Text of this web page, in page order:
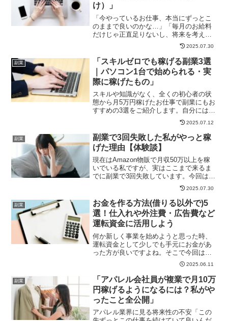
け）」
「今やっているお仕事、本当にずっとこ
のままで良いのかな…」「毎月のお給料
だけじゃ正直足りないし、将来を考えた
ら不安しかない」「在宅でも出来る副業
っていろいろあるし、結局どれを選んだ
らいいの？」そんな疑問や不安を抱いて
なかなか前に進めないあな...
2025.07.30
副業
「スキルゼロでも稼げる副業3選
｜パソコン1台で始められる・実
際に稼げたもの」
スキルや知識がなく、全くの初心者の状
態から月5万円稼げたお仕事で副業にもお
すすめの3選をご紹介します。自分にはこ
れと言って得意なことが無く、やりたい
こともない、経験や知識もないけど会社
以外の収入を得たいという方はぜひ参考
にしてください。実際...
2025.07.12
副業
副業で3回失敗した私がやっと稼
げた理由【体験談】
現在はAmazon物販で月収50万以上を稼
いでいる私ですが、実はここまで来るま
でに副業で3回失敗しています。今回は
「なぜ稼げなかったのか？」「どうやっ
て、今稼げるようになったのか？」とい
うリアルな体験談をお話しします。以前
の私と同じように、...
2025.07.30
副業
お金を作る方法(借りる以外で)5
選！仕入れや外注費・広告費など
運転資金に活用しよう
何か新しく事業を始めようと思った時、
運転資金として少しでも手元にお金があ
った方が良いですよね。そこで今回は、
無料で出来るお金を作る方法として5つご
紹介します。お金を作ると言えば、キャ
ッシングなどでお金を借りることも可能
ですが手数料がかかるこ...
2025.06.11
副業
「アパレル会社員が複業で月10万
円稼げるようになるには？私がや
ったこと全公開」
アパレル業界に見る将来性の不安「この